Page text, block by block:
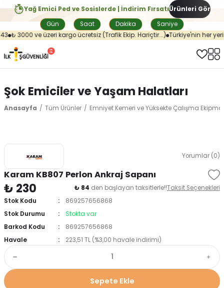
Yağ Emici Ped ve Sosislerde | İndirim Fırsatı
Gün
Saat Dakika Saniye
Ürünleri Gör
₺ 3000 ve üzeri kargo ücretsiz (Trafik Ekip. Hariçtir...) Türkiye'nin her
Şok Emiciler ve Yaşam Halatları
Anasayfa Tüm Ürünler Emniyet Kemeri ve Yüksekte Çalışma
Yorumlar (0)
Karam KB807 Perlon Ankraj Sapanı
₺ 230 ₺ 84 den başlayan taksitlerle!!Taksit Seçenekleri
Stok Kodu
869257656868
Stok Durumu
Stokta var
Barkod Kodu
869257656868
Havale
223,51 TL (%3,00 havale indirimi)
Sepete Ekle